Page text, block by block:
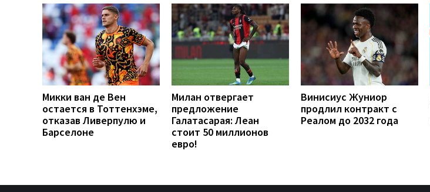
Микки ван де Вен
остается в Тоттенхэме,
отказав Ливерпулю и
Барселоне
Милан отвергает
предложение
Галатасарая: Леан
стоит 50 миллионов
евро!
Винисиус Жуниор
продлил контракт с
Реалом до 2032 года